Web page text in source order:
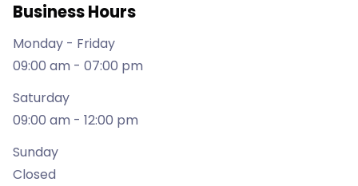
Business Hours
Monday - Friday
09:00 am - 07:00 pm
Saturday
09:00 am - 12:00 pm
Sunday
Closed